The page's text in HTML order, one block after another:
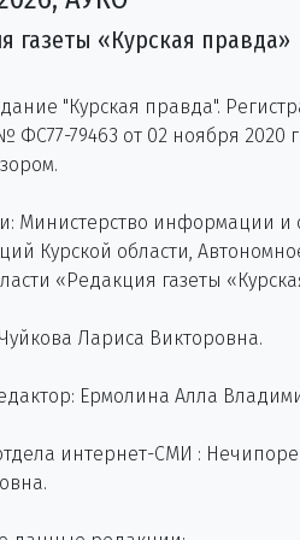
газеты «Курская правда»
"Курская правда".
ФС77-79463 от 02 ноября 2020
Министерство информации и
Курской области,
«Редакция газеты
Лариса Викторовна.
Ермолина Алла
интернет-СМИ :